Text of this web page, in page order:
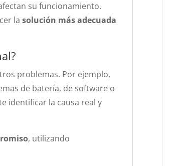
su funcionamiento.
lasolución más adecuada
problemas. Por ejemplo,
de batería, de software o
identificar la causa real y
, utilizando